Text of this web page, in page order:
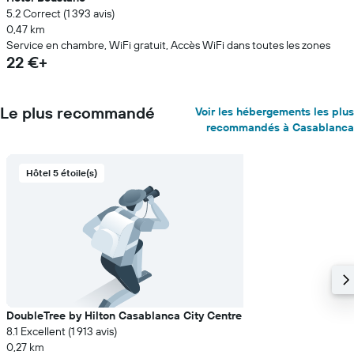
5.2 Correct (1 393 avis)
0,47 km
Service en chambre, WiFi gratuit, Accès WiFi dans toutes les zones
22 €+
Le plus recommandé
Voir les hébergements les plus
recommandés à Casablanca
Hôtel 5 étoile(s)
DoubleTree by Hilton Casablanca City Centre
8.1 Excellent (1 913 avis)
0,27 km